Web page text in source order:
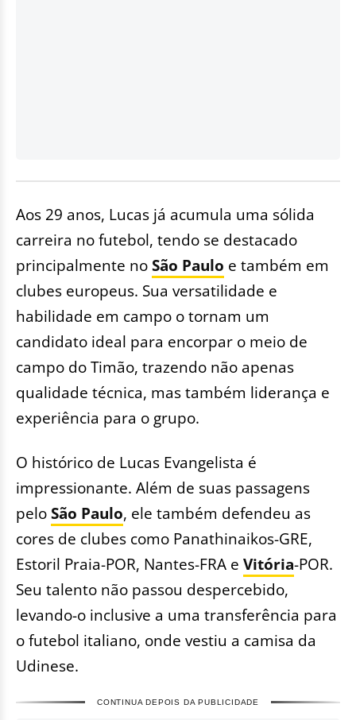
Aos 29 anos, Lucas já acumula uma sólida
carreira no futebol, tendo se destacado
principalmente noSão Paulo e também em
clubes europeus. Sua versatilidade e
habilidade em campo o tornam um
candidato ideal para encorpar o meio de
campo do Timão, trazendo não apenas
qualidade técnica, mas também liderança e
experiência para o grupo.
O histórico de Lucas Evangelista é
impressionante. Além de suas passagens
peloSão Paulo, ele também defendeu as
cores de clubes como Panathinaikos-GRE,
Estoril Praia-POR, Nantes-FRA e Vitória-POR.
Seu talento não passou despercebido,
levando-o inclusive a uma transferência para
o futebol italiano, onde vestiu a camisa da
Udinese.
CONTINUA DEPOIS DA PUBLICIDADE